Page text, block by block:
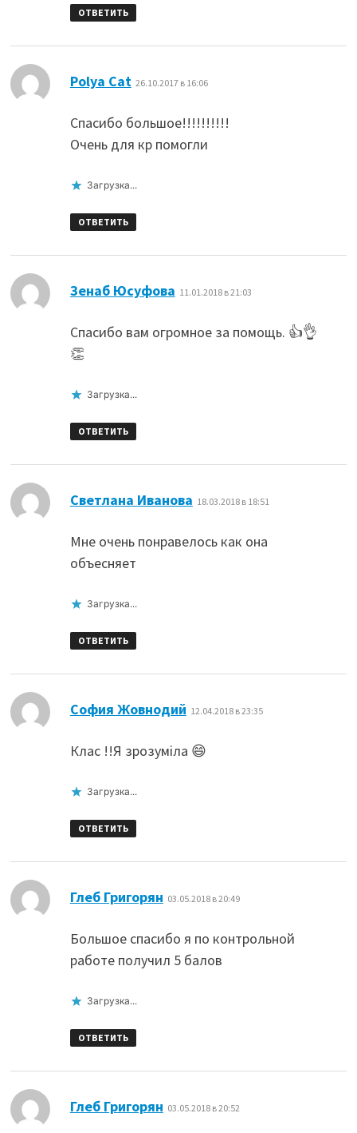
ОТВЕТИТЬ
Polya Cat 26.10.2017 в 16:06
Спасибо большое!!!!!!!!!!
Очень для кр помогли
Загрузка...
ОТВЕТИТЬ
Зенаб Юсуфова 11.01.2018 в 21:03
Спасибо вам огромное за помощь. 👍👌
👏
Загрузка...
ОТВЕТИТЬ
Светлана Иванова 18.03.2018 в 18:51
Мне очень понравелось как она
объесняет
Загрузка...
ОТВЕТИТЬ
София Жовнодий 12.04.2018 в 23:35
Клас !!Я зрозуміла 😄
Загрузка...
ОТВЕТИТЬ
Глеб Григорян 03.05.2018 в 20:49
Большое спасибо я по контрольной
работе получил 5 балов
Загрузка...
ОТВЕТИТЬ
Глеб Григорян 03.05.2018 в 20:52